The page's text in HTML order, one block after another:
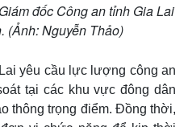
đốc Công an tỉnh Gia Lai
(Ảnh: Nguyễn Thảo)
yêu cầu lực lượng công an
tại các khu vực đông dân
thông trọng điểm. Đồng thời,